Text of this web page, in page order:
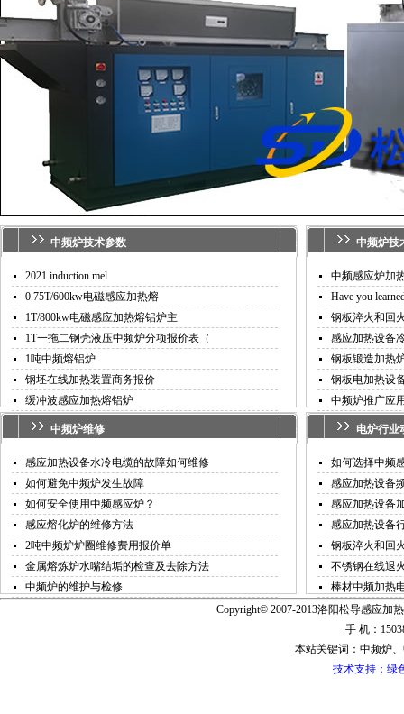
中频炉技术参数
2021 induction mel
0.75T/600kw电磁感应加热熔
1T/800kw电磁感应加热熔铝炉主
1T一拖二钢壳液压中频炉分项报价表（
1吨中频熔铝炉
钢坯在线加热装置商务报价
缓冲波感应加热熔铝炉
中频炉维修
感应加热设备水冷电缆的故障如何维修
如何避免中频炉发生故障
如何安全使用中频感应炉？
感应熔化炉的维修方法
2吨中频炉炉圈维修费用报价单
金属熔炼炉水嘴结垢的检查及去除方法
中频炉的维护与检修
中频炉技
中频感应炉加
Have you
钢板淬火和回
感应加热设备
钢板锻造加热
钢板电加热设
中频炉推广应
电炉行业
如何选择中频
感应加热设备
感应加热设备
感应加热设备
钢板淬火和回
不锈钢在线退
棒材中频加热
Copyright© 2007-2013洛阳松导感应加
手 机：
本站关键词：中频炉
技术支持：绿